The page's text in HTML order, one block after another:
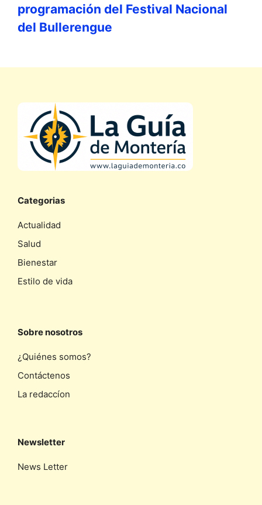
programación del Festival Nacional
del Bullerengue
Categorias
Actualidad
Salud
Bienestar
Estilo de vida
Sobre nosotros
¿Quiénes somos?
Contáctenos
La redaccíon
Newsletter
News Letter